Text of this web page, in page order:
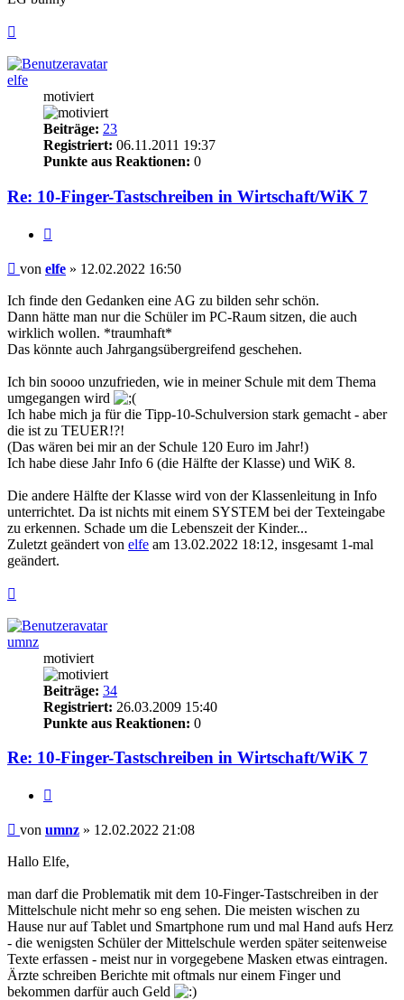
elfe
motiviert
Beiträge: 23
Registriert: 06.11.2011 19:37
Punkte aus Reaktionen: 0
Re: 10-Finger-Tastschreiben in Wirtschaft/WiK 7
Beitrag
von elfe » 12.02.2022 16:50
Ich finde den Gedanken eine AG zu bilden sehr schön.
Dann hätte man nur die Schüler im PC-Raum sitzen, die auch
wirklich wollen. *traumhaft*
Das könnte auch Jahrgangsübergreifend geschehen.
Ich bin soooo unzufrieden, wie in meiner Schule mit dem Thema
umgegangen wird
Ich habe mich ja für die Tipp-10-Schulversion stark gemacht - aber
die ist zu TEUER!?!
(Das wären bei mir an der Schule 120 Euro im Jahr!)
Ich habe diese Jahr Info 6 (die Hälfte der Klasse) und WiK 8.
Die andere Hälfte der Klasse wird von der Klassenleitung in Info
unterrichtet. Da ist nichts mit einem SYSTEM bei der Texteingabe
zu erkennen. Schade um die Lebenszeit der Kinder...
Zuletzt geändert von elfe am 13.02.2022 18:12, insgesamt 1-mal
geändert.
umnz
motiviert
Beiträge: 34
Registriert: 26.03.2009 15:40
Punkte aus Reaktionen: 0
Re: 10-Finger-Tastschreiben in Wirtschaft/WiK 7
Beitrag
von umnz » 12.02.2022 21:08
Hallo Elfe,
man darf die Problematik mit dem 10-Finger-Tastschreiben in der
Mittelschule nicht mehr so eng sehen. Die meisten wischen zu
Hause nur auf Tablet und Smartphone rum und mal Hand aufs Herz
- die wenigsten Schüler der Mittelschule werden später seitenweise
Texte erfassen - meist nur in vorgegebene Masken etwas eintragen.
Ärzte schreiben Berichte mit oftmals nur einem Finger und
bekommen darfür auch Geld